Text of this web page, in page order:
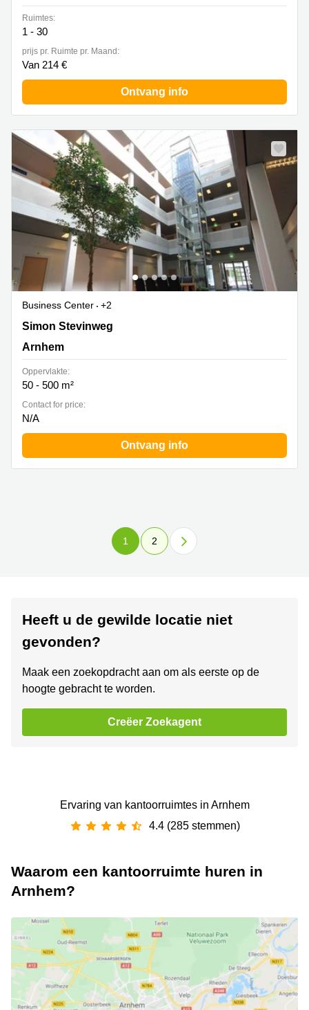
Ruimtes:
1 - 30
prijs pr. Ruimte pr. Maand:
Van 214 €
Ontvang info
Business Center
+2
Simon Stevinweg 27, Arnhem
Simon Stevinweg
Arnhem
Oppervlakte:
50 - 500 m²
Contact for price:
N/A
Ontvang info
1 2
Heeft u de gewilde locatie niet
gevonden?
Maak een zoekopdracht aan om als eerste op de
hoogte gebracht te worden.
Creëer Zoekagent
Ervaring van ‪kantoorruimtes‬ in Arnhem
4.4 (285 stemmen)
Waarom een kantoorruimte huren in
Arnhem?